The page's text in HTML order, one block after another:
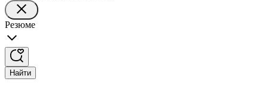
Резюме
Найти